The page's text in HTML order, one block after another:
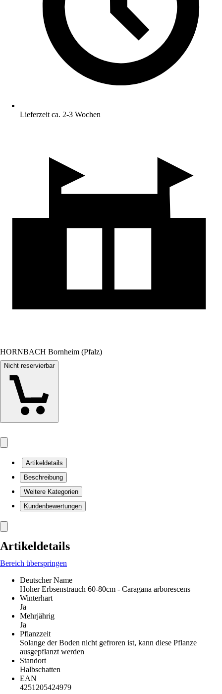
Lieferzeit ca. 2-3 Wochen
HORNBACH Bornheim (Pfalz)
Nicht reservierbar
Artikeldetails
Beschreibung
Weitere Kategorien
Kundenbewertungen
Artikeldetails
Bereich überspringen
Deutscher Name
Hoher Erbsenstrauch 60-80cm - Caragana arborescens
Winterhart
Ja
Mehrjährig
Ja
Pflanzzeit
Solange der Boden nicht gefroren ist, kann diese Pflanze
ausgepflanzt werden
Standort
Halbschatten
EAN
4251205424979